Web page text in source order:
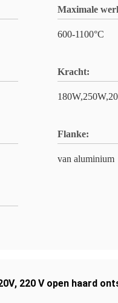
Maximale
600-1100°C
Kracht:
Flanke:
van aluminium
, 220 V open haard